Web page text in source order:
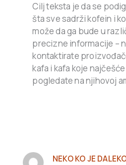
Cilj teksta je da se
šta sve sadrži kofein i
može da ga bude u
precizne informacije –
kontaktirate
kafa i kafa koje
pogledate na njihovoj
NEKO KO JE